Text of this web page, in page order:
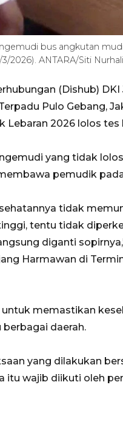
bus angkutan
2026). ANTARA/Siti
(Dishub)
Pulo Gebang,
Lebaran 2026 lolos tes
yang tidak
pemudik
tidak
tentu tidak
diganti
Harmawan di
memastikan
berbagai daerah.
yang dilakukan
itu wajib diikuti oleh